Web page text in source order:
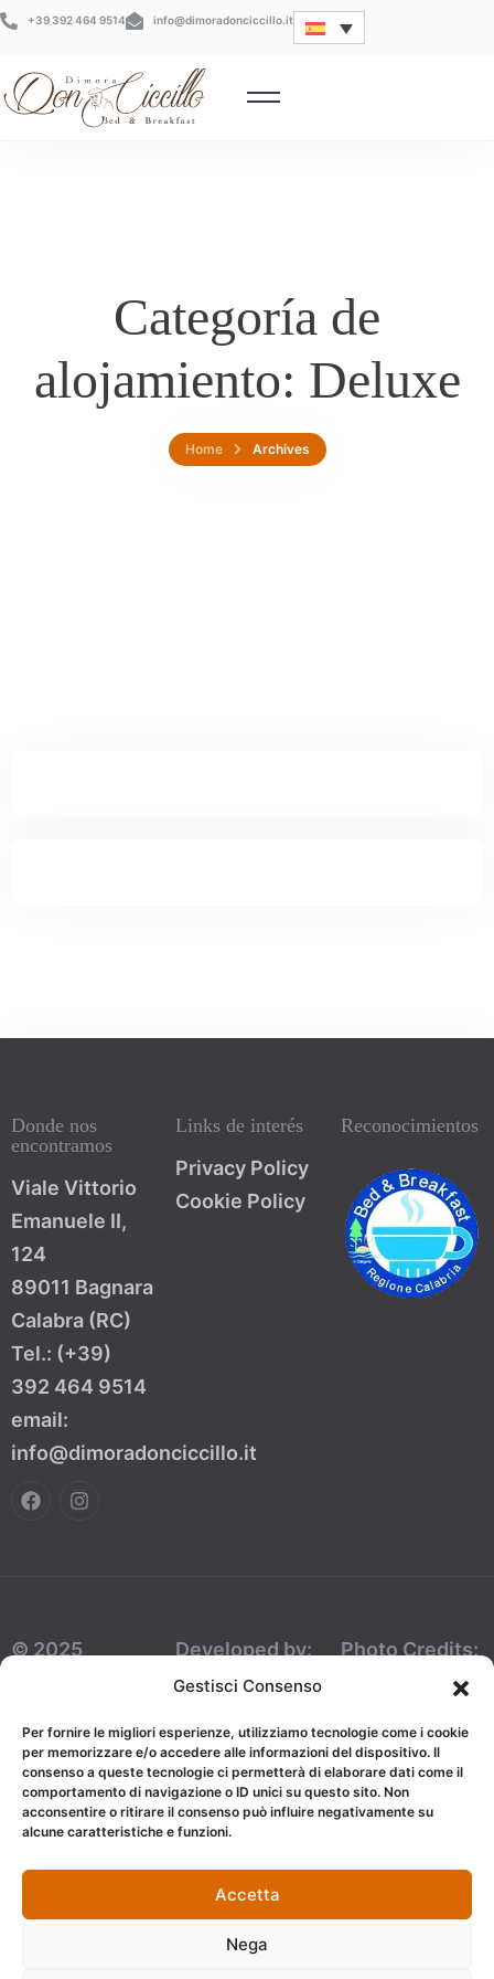
Gestisci Consenso
Per fornire le migliori esperienze, utilizziamo tecnologie come i cookie
per memorizzare e/o accedere alle informazioni del dispositivo. Il
consenso a queste tecnologie ci permetterà di elaborare dati come il
comportamento di navigazione o ID unici su questo sito. Non
acconsentire o ritirare il consenso può influire negativamente su
alcune caratteristiche e funzioni.
Accetta
Nega
100
+39 392 464 9514 info@dimoradonciccillo.it
Categoría de
alojamiento: Deluxe
Home Archives
Donde nos
encontramos
Viale Vittorio
Emanuele II,
124
89011 Bagnara
Calabra (RC)
Tel.: (+39)
392 464 9514
email:
info@dimoradonciccillo.it
Links de interés
Privacy Policy
Cookie Policy
Reconocimientos
© 2025
And Breakfast.
NIF:
03318120809.
reservados.
Developed by:
AJepCom
Photo Credits:
Foto Mazzullo